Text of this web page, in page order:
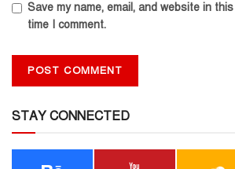
Save my name, email, and website in
time I comment.
STAY CONNECTED